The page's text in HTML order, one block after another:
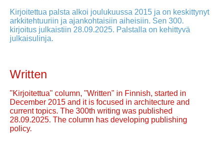
Kirjoitettua palsta alkoi joulukuussa 2015 ja on keskittynyt
arkkitehtuuriin ja ajankohtaisiin aiheisiin. Sen 300.
kirjoitus julkaistiin 28.09.2025. Palstalla on kehittyvä
julkaisulinja.
Written
"Kirjoitettua" column, "Written" in Finnish, started in
December 2015 and it is focused in architecture and
current topics. The 300th writing was published
28.09.2025. The column has developing publishing
policy.